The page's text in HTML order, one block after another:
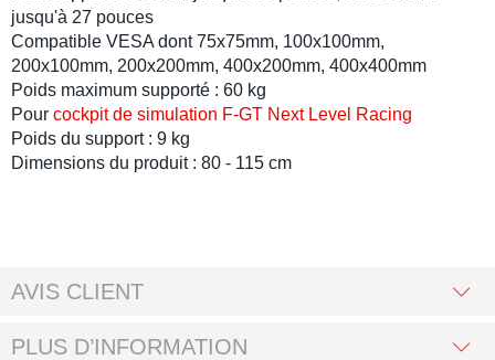
jusqu'à 27 pouces
Compatible VESA dont 75x75mm, 100x100mm,
200x100mm, 200x200mm, 400x200mm, 400x400mm
Poids maximum supporté : 60 kg
Pour cockpit de simulation F-GT Next Level Racing
Poids du support : 9 kg
Dimensions du produit : 80 - 115 cm
AVIS CLIENT
PLUS D’INFORMATION